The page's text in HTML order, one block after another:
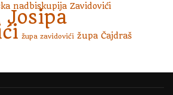
nadbiskupija Zavidovići
Josipa
župa zavidovići župa Čajdraš